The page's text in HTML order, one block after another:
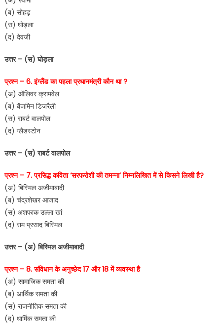
(ब) सोहड़
(स) घोड़ला
(द) देवजी
उत्तर – (स) घोड़ला
प्रश्न – 6. इंग्लैंड का पहला प्रधानमंत्री कौन था ?
(अ) ऑलिवर क्रामवेल
(ब) बेंजमिन डिजरैली
(स) राबर्ट वालपोल
(द) ग्लैडस्टोन
उत्तर – (स) राबर्ट वालपोल
प्रश्न – 7. प्रसिद्ध कविता ‘सरफरोशी की तमन्ना’ निम्नलिखित में से किसने लिखी है?
(अ) बिस्मिल अजीमाबादी
(ब) चंद्रशेखर आजाद
(स) अशफाक उल्ला खां
(द) राम प्रसाद बिस्मिल
उत्तर – (अ) बिस्मिल अजीमाबादी
प्रश्न – 8. संविधान के अनुच्छेद 17 और 18 में व्यवस्था है
(अ) सामाजिक समता की
(ब) आर्थिक समता की
(स) राजनीतिक समता की
(द) धार्मिक समता की